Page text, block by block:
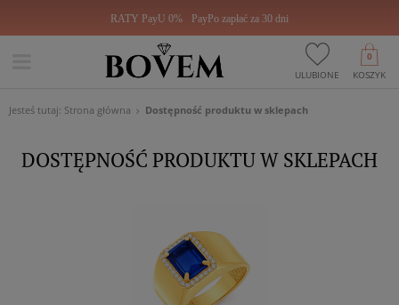
RATY PayU 0% PayPo zapłać za 30 dni
ULUBIONE KOSZYK
0
Jesteś tutaj: Strona główna Dostępność produktu w sklepach
DOSTĘPNOŚĆ PRODUKTU W SKLEPACH